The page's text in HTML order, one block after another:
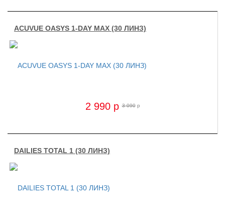
ACUVUE OASYS 1-DAY MAX (30 ЛИНЗ)
2 990 p 3 090 p
DAILIES TOTAL 1 (30 ЛИНЗ)